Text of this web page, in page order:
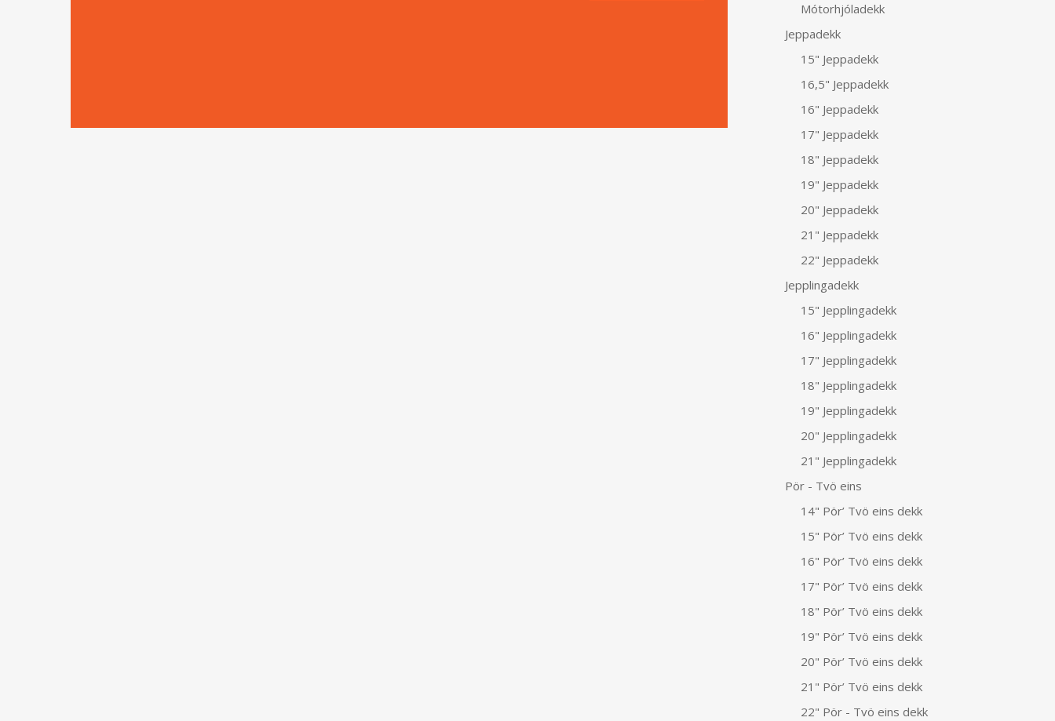
Mótorhjóladekk
Jeppadekk
15" Jeppadekk
16,5" Jeppadekk
16" Jeppadekk
17" Jeppadekk
18" Jeppadekk
19" Jeppadekk
20" Jeppadekk
21" Jeppadekk
22" Jeppadekk
Jepplingadekk
15" Jepplingadekk
16" Jepplingadekk
17" Jepplingadekk
18" Jepplingadekk
19" Jepplingadekk
20" Jepplingadekk
21" Jepplingadekk
Pör - Tvö eins
14" Pör’ Tvö eins dekk
15" Pör’ Tvö eins dekk
16" Pör’ Tvö eins dekk
17" Pör’ Tvö eins dekk
18" Pör’ Tvö eins dekk
19" Pör’ Tvö eins dekk
20" Pör’ Tvö eins dekk
21" Pör’ Tvö eins dekk
22" Pör - Tvö eins dekk